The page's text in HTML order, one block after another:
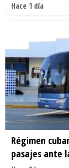
Hace 1 día
Régimen
pasajes ante